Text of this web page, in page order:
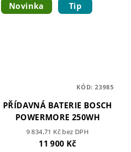
Novinka Tip
PŘÍDAVNÁ BATERIE BOSCH
POWERMORE 250WH
9 834,71 Kč bez DPH
11 900 Kč
KÓD: 23985